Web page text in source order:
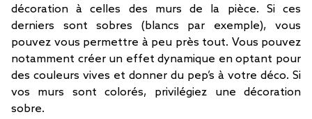
décoration à celles des murs de la pièce. Si ces
derniers sont sobres (blancs par exemple), vous
pouvez vous permettre à peu près tout. Vous pouvez
notamment créer un effet dynamique en optant pour
des couleurs vives et donner du pep’s à votre déco. Si
vos murs sont colorés, privilégiez une décoration
sobre.